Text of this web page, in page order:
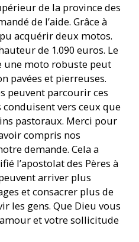
de la province des
de l’aide. Grâce à
acquérir deux motos.
de 1.090 euros. Le
une moto robuste peut
pavées et pierreuses.
peuvent parcourir ces
vers ceux que
pastoraux. Merci pour
compris nos
demande. Cela a
l’apostolat des Pères à
arriver plus
et consacrer plus de
les gens. Que Dieu vous
et votre sollicitude